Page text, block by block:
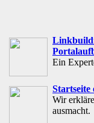
Ein
Startseite
Wir
ausmacht.